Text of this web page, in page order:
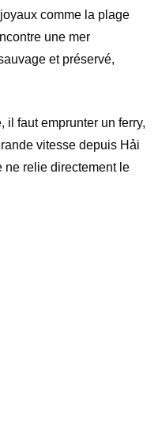
comme la plage
une mer
et préservé,
il faut emprunter un ferry,
vitesse depuis Hải
ne relie directement le